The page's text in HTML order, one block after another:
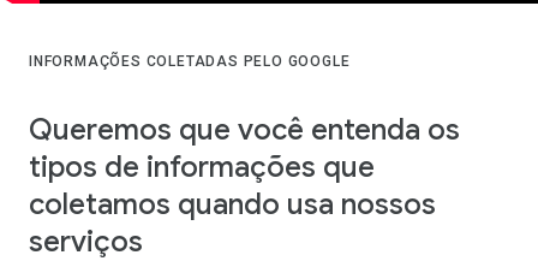
INFORMAÇÕES COLETADAS PELO GOOGLE
Queremos que você entenda os
tipos de informações que
coletamos quando usa nossos
serviços